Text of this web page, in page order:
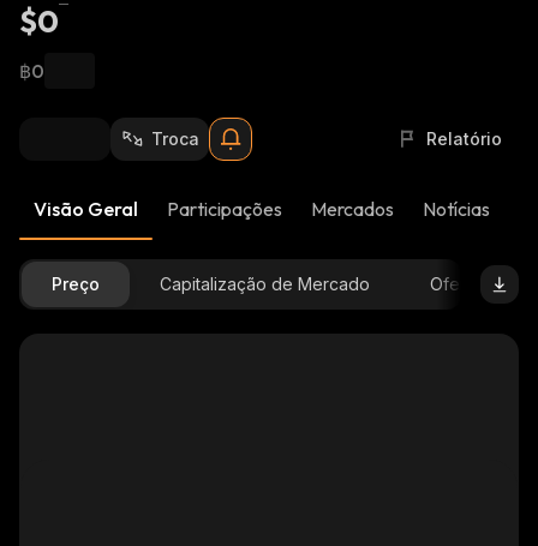
$0
฿0
Troca Relatório
Visão Geral Participações Mercados Notícias
Preço Capitalização de Mercado Oferta